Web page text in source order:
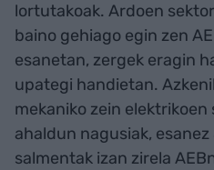
lortutakoak. Ardoen
baino gehiago egin zen
esanetan, zergek eragin
upategi handietan.
mekaniko zein
ahaldun nagusiak,
salmentak izan zirela